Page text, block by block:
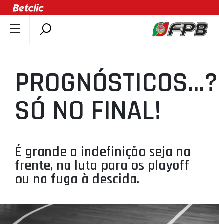
ÚLTIMAS
COMPETIÇÕES
ASSOCIAÇÕES
AGENTES
AGENDA
SELEÇÕES
ÁREA TÉCNICA
PROGNÓSTICOS…?
SÓ NO FINAL!
É grande a indefinição seja na
frente, na luta para os playoff
ou na fuga à descida.